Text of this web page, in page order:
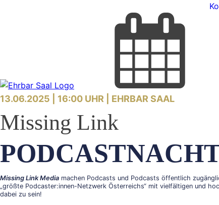
13.06.2025 | 16:00 UHR | EHRBAR SAAL
Missing Link
Missing Link Media machen Podcasts und Podcasts öffentlich
„größte Podcaster:innen-Netzwerk Österreichs“ mit vielfältigen und
dabei zu sein!